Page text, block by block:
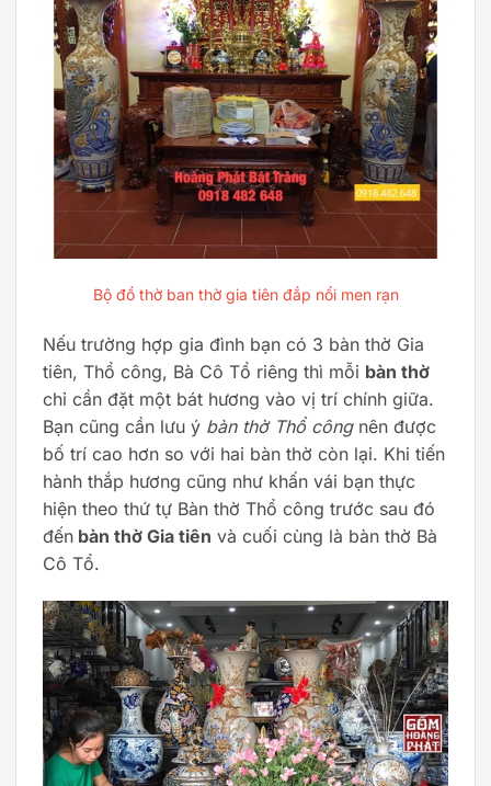
Bộ đồ thờ ban thờ gia tiên đắp nổi men rạn
Nếu trường hợp gia đình bạn có 3 bàn thờ Gia
tiên, Thổ công, Bà Cô Tổ riêng thì mỗi bàn thờ
chỉ cần đặt một bát hương vào vị trí chính giữa.
Bạn cũng cần lưu ý bàn thờ Thổ công nên được
bố trí cao hơn so với hai bàn thờ còn lại. Khi tiến
hành thắp hương cũng như khấn vái bạn thực
hiện theo thứ tự Bàn thờ Thổ công trước sau đó
đến bàn thờ Gia tiên và cuối cùng là bàn thờ Bà
Cô Tổ.